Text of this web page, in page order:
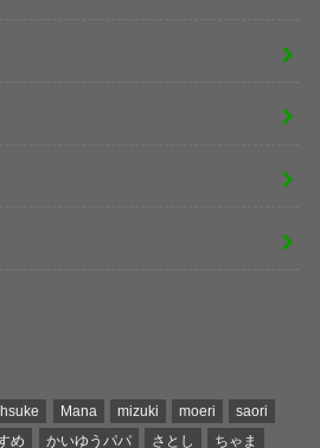
Mana mizuki moeri
saori
め かいゆうパパ さとし ちゃま